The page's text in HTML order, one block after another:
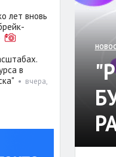
лет вновь
в
• вчера,